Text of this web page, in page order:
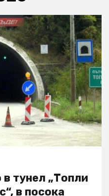
тунел „Топли
в посока